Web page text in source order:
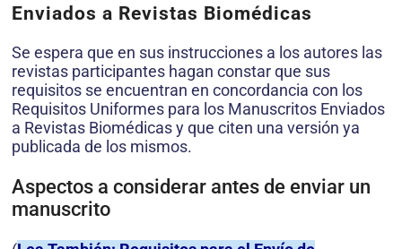
Enviados a Revistas Biomédicas
Se espera que en sus instrucciones a los autores las
revistas participantes hagan constar que sus
requisitos se encuentran en concordancia con los
Requisitos Uniformes para los Manuscritos Enviados
a Revistas Biomédicas y que citen una versión ya
publicada de los mismos.
Aspectos a considerar antes de enviar un
manuscrito